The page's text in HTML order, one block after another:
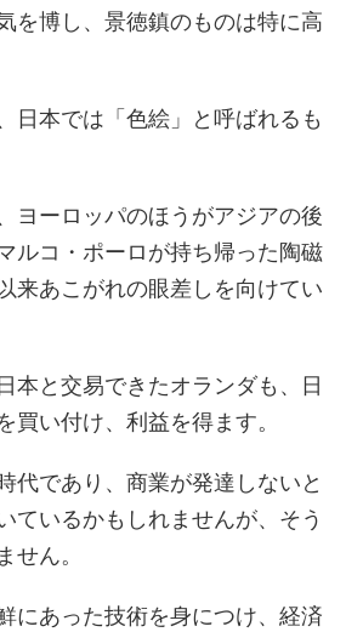
を博し、景徳鎮のものは特に高
日本では「色絵」と呼ばれるも
ヨーロッパのほうがアジアの後
ルコ・ポーロが持ち帰った陶磁
来あこがれの眼差しを向けてい
本と交易できたオランダも、日
買い付け、利益を得ます。
代であり、商業が発達しないと
ているかもしれませんが、そう
せん。
にあった技術を身につけ、経済